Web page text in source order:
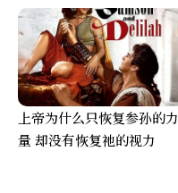
上帝为什么只恢复参孙的力
量 却没有恢复祂的视力